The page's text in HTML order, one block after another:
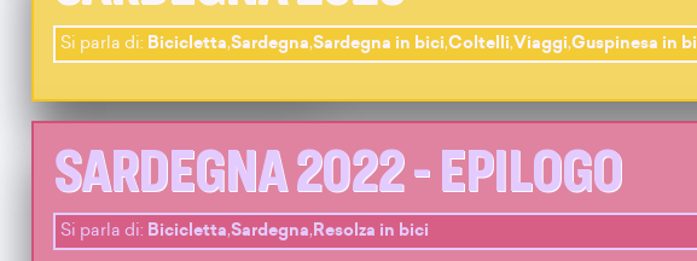
Si parla di: Bicicletta,Sardegna,Sardegna in bici,Coltelli,Viaggi,Guspinesa in
SARDEGNA 2022 - EPILOGO
Si parla di: Bicicletta,Sardegna, Resolza in bici